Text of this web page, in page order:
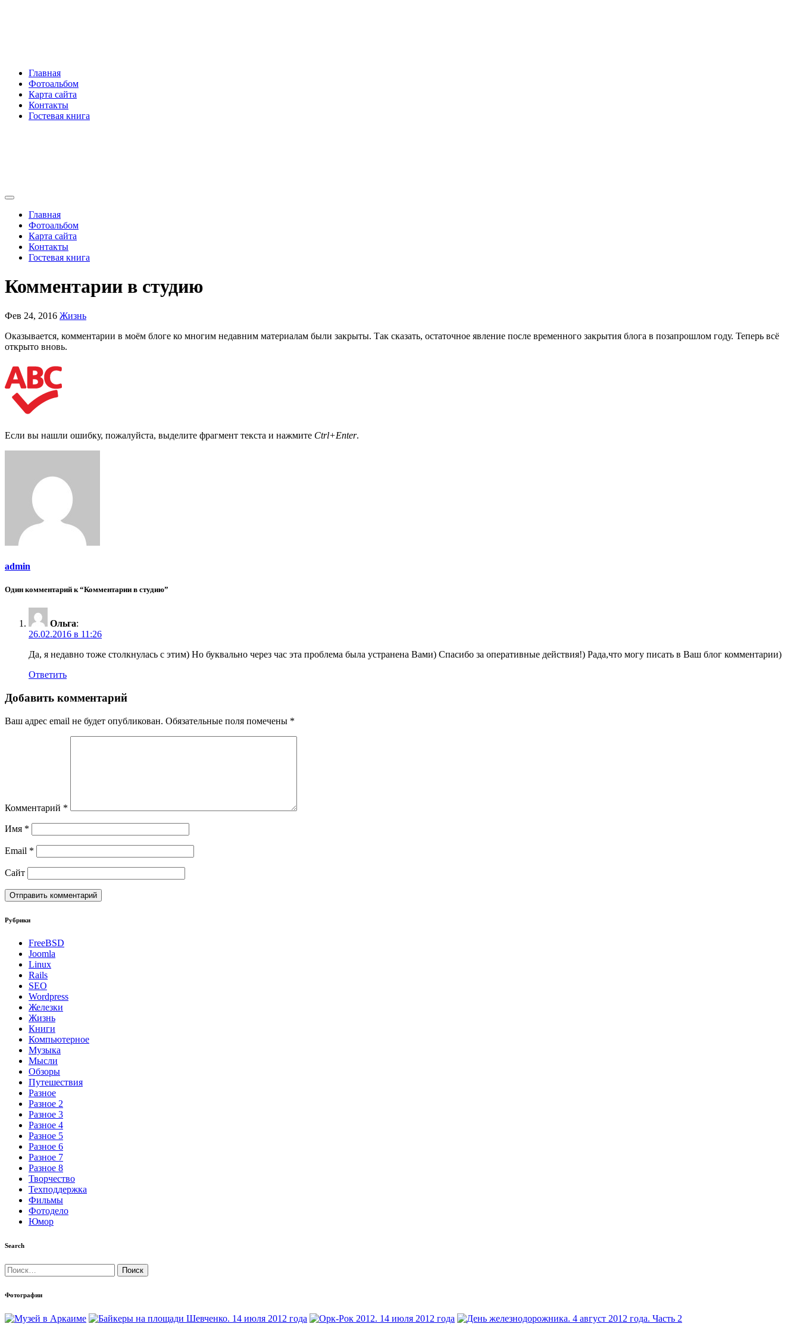
Главная
Фотоальбом
Карта сайта
Контакты
Гостевая книга
Главная
Фотоальбом
Карта сайта
Контакты
Гостевая книга
Комментарии в студию
Фев 24, 2016 Жизнь
Оказывается, комментарии в моём блоге ко многим недавним материалам были закрыты. Так сказать, остаточное явление после временного закрытия блога в позапрошлом году. Теперь всё
открыто вновь.
Если вы нашли ошибку, пожалуйста, выделите фрагмент текста и нажмите Ctrl+Enter.
admin
Один комментарий к “Комментарии в студию”
Ольга:
26.02.2016 в 11:26
Да, я недавно тоже столкнулась с этим) Но буквально через час эта проблема была устранена Вами) Спасибо за оперативные действия!) Рада,что могу писать в Ваш блог комментарии)
Ответить
Добавить комментарий
Ваш адрес email не будет опубликован. Обязательные поля помечены *
Комментарий *
Имя *
Email *
Сайт
Рубрики
FreeBSD
Joomla
Linux
Rails
SEO
Wordpress
Железки
Жизнь
Книги
Компьютерное
Музыка
Мысли
Обзоры
Путешествия
Разное
Разное 2
Разное 3
Разное 4
Разное 5
Разное 6
Разное 7
Разное 8
Творчество
Техподдержка
Фильмы
Фотодело
Юмор
Search
Найти:
Фотографии